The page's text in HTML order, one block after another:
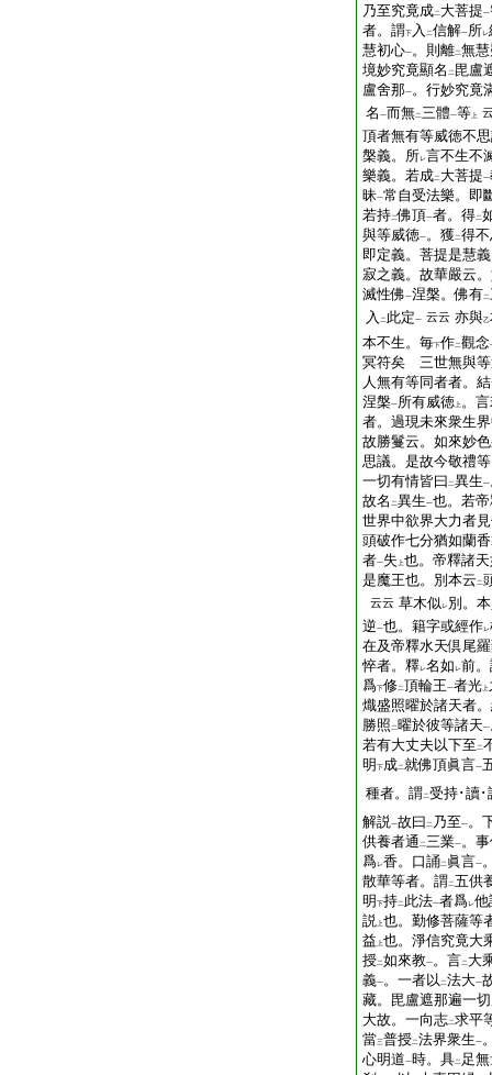
乃至究竟成二 大菩提一
者。謂下 入 二信解一所レ
慧初心一。則離二無
境妙究竟顯名 二 毘盧
盧舍那一。行妙究竟
名 一而無二三體一等 上
頂者無有等威徳不
槃義。所レ言不生不
樂義。若成二 大菩提一
昧一常自受法樂。即
若持二佛頂一者。得二
與等威徳一。獲二得
即定義。菩提是慧
寂之義。故華嚴云
滅性佛一涅槃。佛有二
入 二 此定一 云云 亦與乙
本不生。毎下作二觀念
冥符矣 三世無與等
人無有等同者者。結
涅槃一所有威徳 上 。
者。過現未來衆生
故勝鬘云。如來妙
思議。是故今敬禮
一切有情皆曰 二異生一
故名 二異生一也。若
世界中欲界大力者
頭破作七分猶如蘭
者一失 上也。帝釋諸
是魔王也。別本云 二
云云 草木似レ別。
逆一也。籍字或經作レ
在及帝釋水天倶尾
悴者。釋レ名如 レ前
爲下修二頂輪王一者光 上
熾盛照曜於諸天者
勝照 二曜於彼等諸天一
若有大丈夫以下至 二
明 下成二就佛頂眞言一
種者。謂二受持･讀･
解説一故曰 二 乃至一。
供養者通 二三業一。
爲レ香。口誦二 眞言一
散華等者。謂二五供
明 下持二 此法一者爲レ他
説 上也。勤修菩薩等
益
上也。淨信究竟大
授二如來教一。言二 大
義一。一者以 二法大一
藏。毘盧遮那遍一
大故。一向志二求平
當三普授二法界衆生一
心明道一時。具二 足